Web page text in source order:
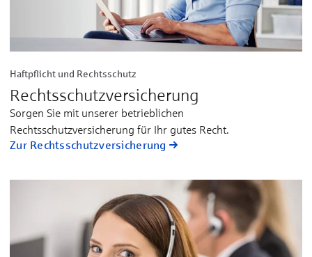
Haftpflicht und Rechtsschutz
Rechts­schutz­versicherung
Sorgen Sie mit unserer betrieblichen
Rechtsschutzversicherung für Ihr gutes Recht.
Zur Rechtsschutzversicherung